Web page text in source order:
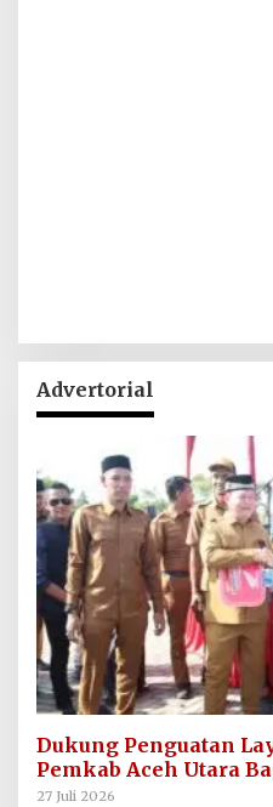
Advertorial
Dukung Penguatan
Pemkab Aceh Utara
untuk Imum Gampong
27 Juli 2026